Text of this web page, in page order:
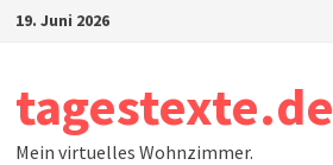
Zum19. Juni 2026
tagestexte.de
Mein virtuelles Wohnzimmer.